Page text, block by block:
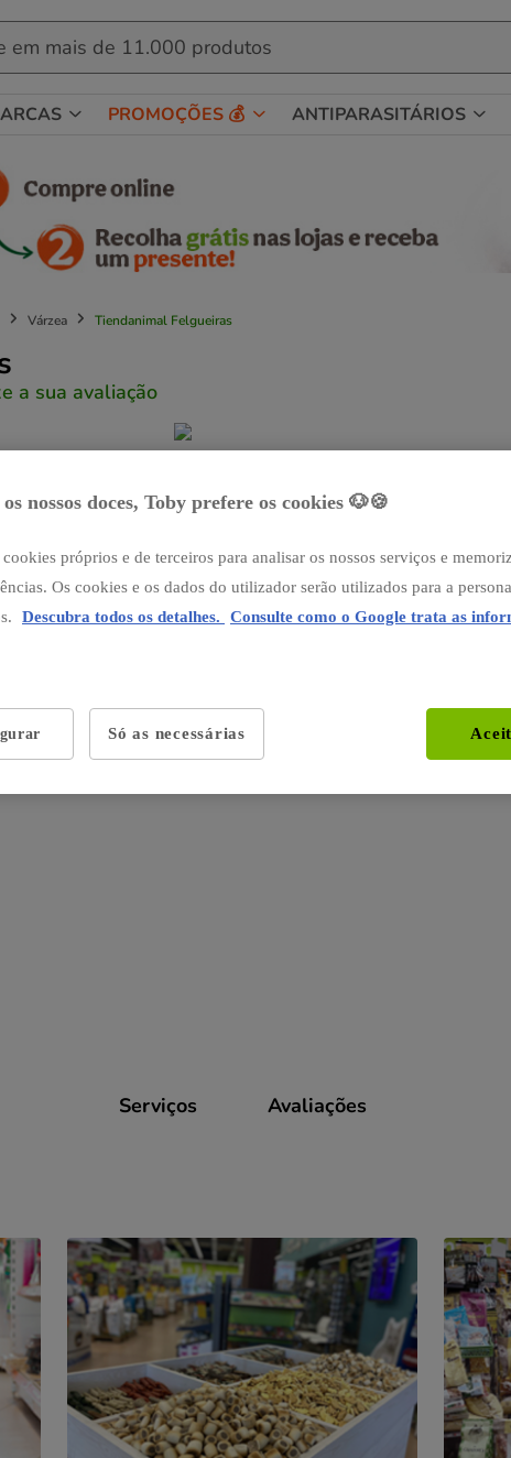
PROMOÇÕES 💰 ANTIPARASITÁRIOS
Várzea Tiendanimal Felgueiras
a sua avaliação
Serviços Avaliações
nossos doces, Toby prefere os cookies 🐶🍪
próprios e de terceiros para analisar os nossos serviços e
Os cookies e os dados do utilizador serão utilizados para a
Descubra todos os detalhes.
Consulte como o Google trata as
Só as necessárias